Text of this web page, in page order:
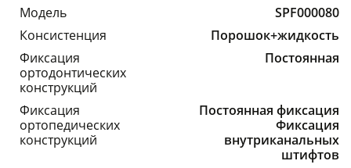
Модель
SPF000080
Консистенция
Порошок+жидкость
Фиксация
ортодонтических
конструкций
Постоянная
Фиксация
ортопедических
конструкций
Постоянная фиксация
Фиксация
внутриканальных
штифтов